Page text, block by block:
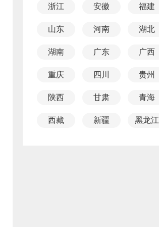
浙江 安徽 福建
山东 河南 湖北
湖南 广东 广西
重庆 四川 贵州
陕西 甘肃 青海
西藏 新疆 黑龙江